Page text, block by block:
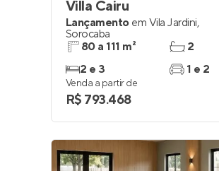
Villa Cairu
Lançamento em Vila Jardini,
Sorocaba
80 a 111 m²
2 e 3
2
1 e 2
Venda a partir de
R$ 793.468